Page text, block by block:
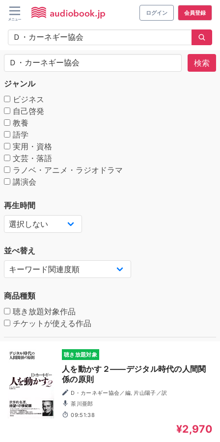
ログイン 会員登録
検索
ジャンル
ビジネス
自己啓発
教養
語学
実用・資格
文芸・落語
ラノベ・アニメ・ラジオドラマ
講演会
再生時間
並べ替え
商品種類
聴き放題対象作品
チケットが使える作品
聴き放題対象
人を動かす２――デジタル時代の人間関
係の原則
D・カーネギー協会／編, 片山陽子／訳
茶川亜郎
09:51:38
¥2,970